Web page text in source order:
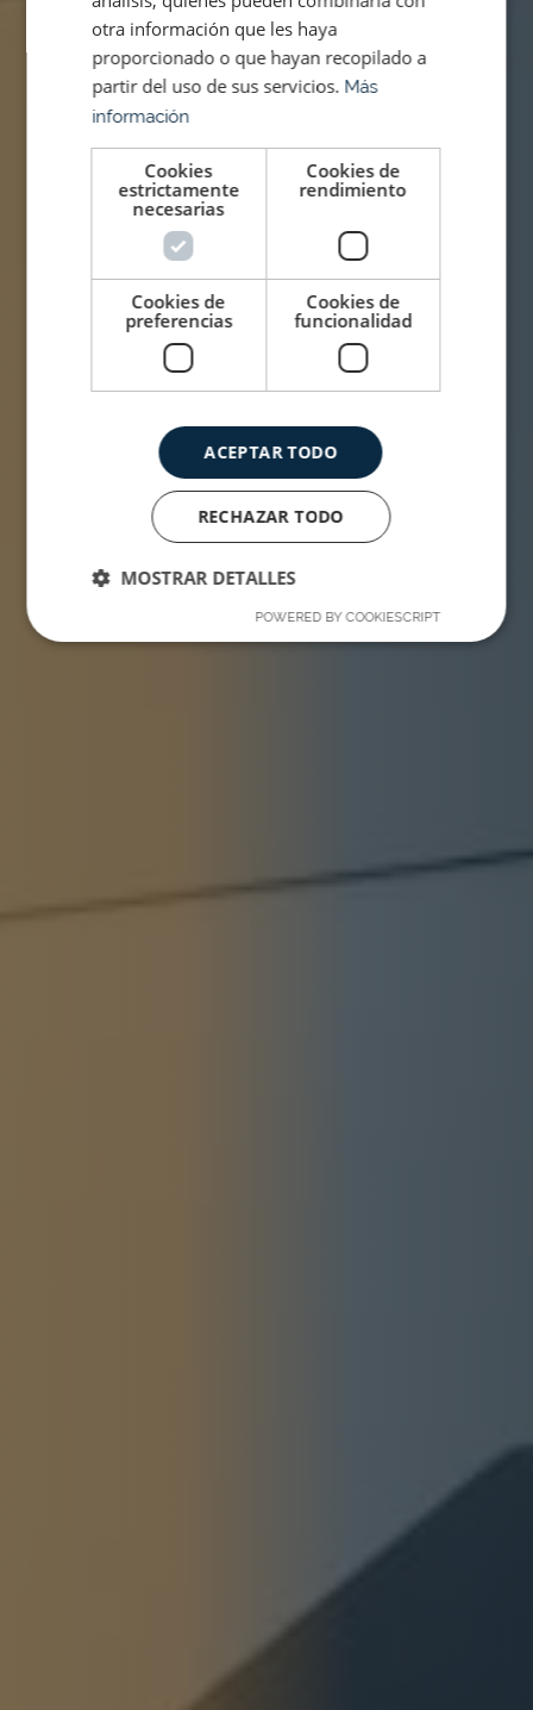
otra información que les haya
proporcionado o que hayan recopilado a
partir del uso de sus servicios. Más
información
Cookies
estrictamente
necesarias
Cookies de
rendimiento
Cookies de
preferencias
Cookies de
funcionalidad
ACEPTAR TODO
RECHAZAR TODO
MOSTRAR DETALLES
POWERED BY COOKIESCRIPT